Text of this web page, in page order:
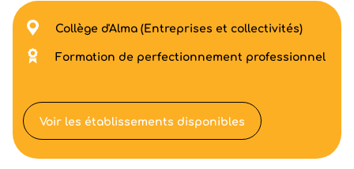
Collège d'Alma (Entreprises et collectivités)
Formation de perfectionnement professionnel
Voir les établissements disponibles